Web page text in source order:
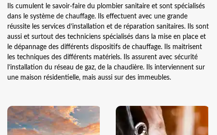
Ils cumulent le savoir-faire du plombier sanitaire et sont spécialisés
dans le système de chauffage. Ils effectuent avec une grande
réussite les services d’installation et de réparation sanitaires. Ils sont
aussi et surtout des techniciens spécialisés dans la mise en place et
le dépannage des différents dispositifs de chauffage. Ils maitrisent
les techniques des différents matériels. Ils assurent avec sécurité
l’installation du réseau de gaz, de la chaudière. Ils interviennent sur
une maison résidentielle, mais aussi sur des immeubles.